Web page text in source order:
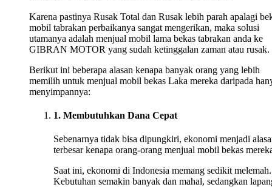
Karena pastinya Rusak Total dan Rusak lebih parah apalagi
mobil tabrakan perbaikanya sangat mengerikan, maka solusi
utamanya adalah menjual mobil lama bekas tabrakan anda ke
GIBRAN MOTOR yang sudah ketinggalan zaman atau rusak.
Berikut ini beberapa alasan kenapa banyak orang yang lebih
memilih untuk menjual mobil bekas Laka mereka daripada
menyimpannya:
1. Membutuhkan Dana Cepat
Sebenarnya tidak bisa dipungkiri, ekonomi menjadi
terbesar kenapa orang-orang menjual mobil bekas
Saat ini, ekonomi di Indonesia memang sedikit melemah.
Kebutuhan semakin banyak dan mahal, sedangkan